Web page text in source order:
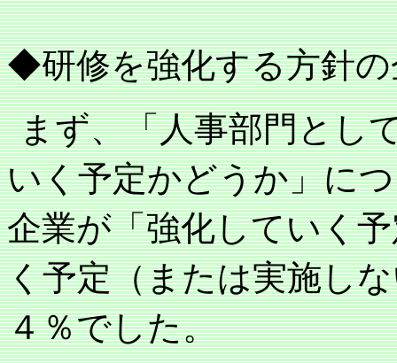
◆研修を強化する方針
まず、「人事部門とし
いく予定かどうか」に
企業が「強化していく
く予定（または実施し
４％でした。